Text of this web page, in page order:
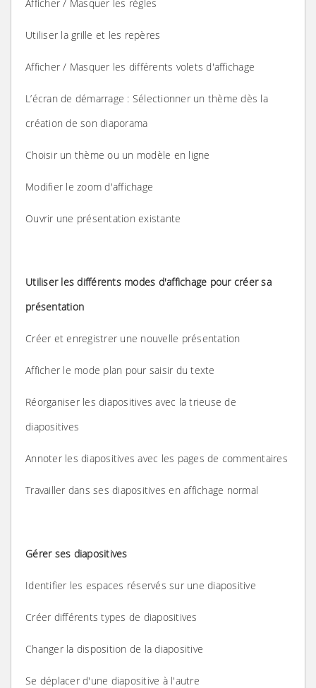
Afficher / Masquer les règles
Utiliser la grille et les repères
Afficher / Masquer les différents volets d'affichage
L’écran de démarrage : Sélectionner un thème dès la
création de son diaporama
Choisir un thème ou un modèle en ligne
Modifier le zoom d'affichage
Ouvrir une présentation existante
Utiliser les différents modes d'affichage pour créer sa
présentation
Créer et enregistrer une nouvelle présentation
Afficher le mode plan pour saisir du texte
Réorganiser les diapositives avec la trieuse de
diapositives
Annoter les diapositives avec les pages de commentaires
Travailler dans ses diapositives en affichage normal
Gérer ses diapositives
Identifier les espaces réservés sur une diapositive
Créer différents types de diapositives
Changer la disposition de la diapositive
Se déplacer d'une diapositive à l'autre